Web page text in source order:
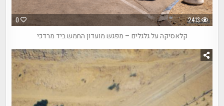
0 2413
קלאסיקה על גלגלים – מפגש מועדון החמש ביד מרדכי